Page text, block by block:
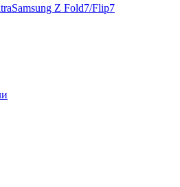
Samsung Z Fold7/Flip7